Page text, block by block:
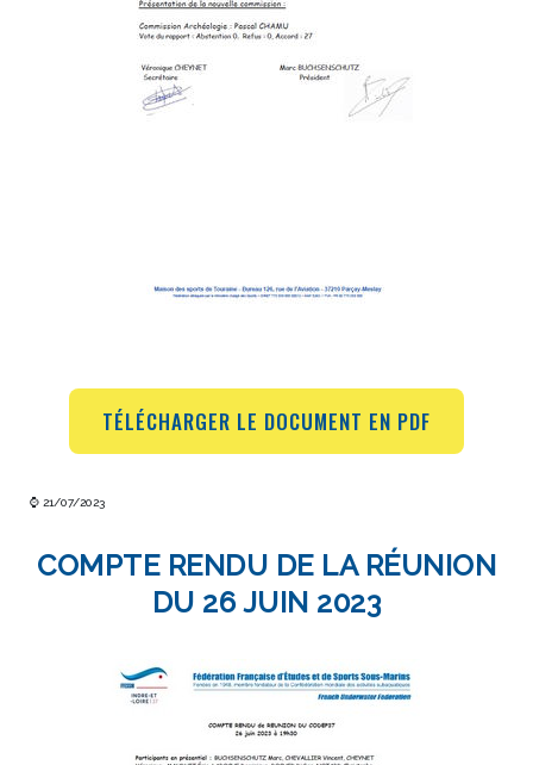
TÉLÉCHARGER LE DOCUMENT EN PDF
⌚ 21/07/2023
COMPTE RENDU DE LA RÉUNION
DU 26 JUIN 2023